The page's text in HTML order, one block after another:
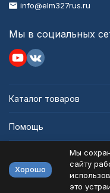
info@elm327rus.ru
Мы в социальных
Каталог товаров
Помощь
Политика персональных
Хорошо
Мы
сайту
это